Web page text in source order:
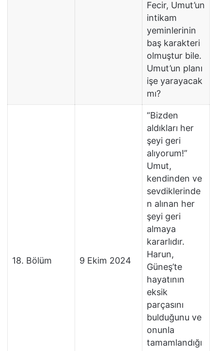
Fecir, Umut’un
intikam
yeminlerinin
baş karakteri
olmuştur bile.
Umut’un planı
işe yarayacak
mı?
18. Bölüm 9 Ekim 2024
“Bizden
aldıkları her
şeyi geri
alıyorum!”
Umut,
kendinden ve
sevdiklerinde
n alınan her
şeyi geri
almaya
kararlıdır.
Harun,
Güneş’te
hayatının
eksik
parçasını
bulduğunu ve
onunla
tamamlandığı